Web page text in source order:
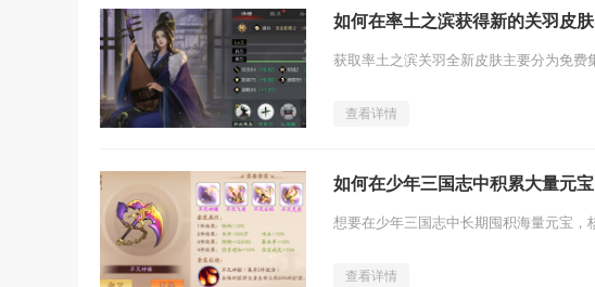
如何在率土之滨获得新的关羽皮肤
查看详情
如何在少年三国志中积累大量元宝
查看详情